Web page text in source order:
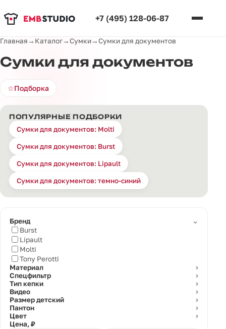
+7 (495) 128-06-87
Главная→ Каталог→Сумки→Сумки для документов
Сумки для документов
☆Подборка
ПОПУЛЯРНЫЕ ПОДБОРКИ
Сумки для документов: Molti
Сумки для документов: Burst
Сумки для документов: Lipault
Сумки для документов: темно-синий
Бренд
⌄
Burst
Lipault
Molti
Tony Perotti
Материал
⌄
Спецфильтр ⌄
Тип кепки ⌄
Видео ⌄
Размер детский ⌄
Пантон ⌄
Цвет ⌄
Цена, ₽